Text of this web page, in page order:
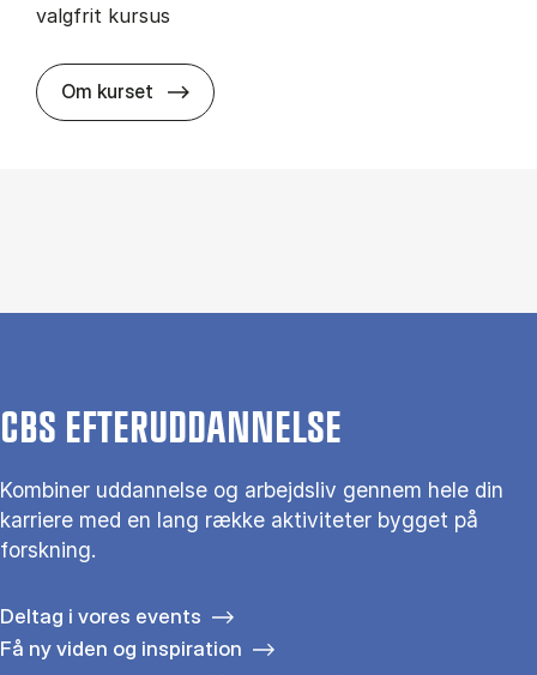
valgfrit kursus
Om kurset about
CBS EFTERUDDANNELSE
Kombiner uddannelse og arbejdsliv gennem hele din
karriere med en lang række aktiviteter bygget på
forskning.
Deltag i vores events
Få ny viden og inspiration